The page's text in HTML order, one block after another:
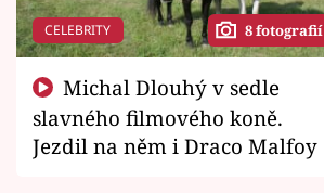
CELEBRITY 8 fotografií
slavného filmového koně.
Jezdil na něm i Draco Malfoy